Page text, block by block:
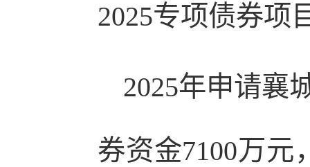
2025专项债券项
2025年申请襄
券资金7100万元